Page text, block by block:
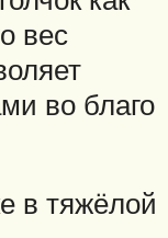
вес
во благо
в тяжёлой